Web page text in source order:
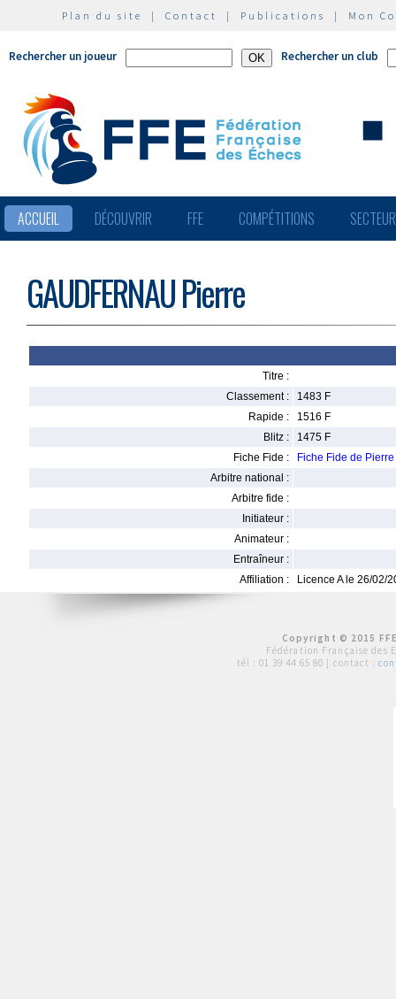
Plan du site | Contact | Publications | Mon
Rechercher un joueur Rechercher un club
ACCUEIL DÉCOUVRIR FFE COMPÉTITIONS
GAUDFERNAU Pierre
Titre :
Classement :
1483 F
Rapide :
1516 F
Blitz :
1475 F
Fiche Fide :
Fiche Fide de
Arbitre national :
Arbitre fide :
Initiateur :
Animateur :
Entraîneur :
Affiliation :
Licence A le 26/02/
Copyright © 2015
Fédération Française des
tél : 01 39 44 65 80 | contact :